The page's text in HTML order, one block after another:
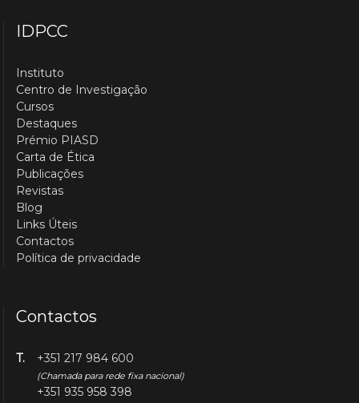
IDPCC
Instituto
Centro de Investigação
Cursos
Destaques
Prémio PIASD
Carta de Ética
Publicações
Revistas
Blog
Links Úteis
Contactos
Política de privacidade
Contactos
T. +351 217 984 600
(Chamada para rede fixa nacional)
+351 935 958 398